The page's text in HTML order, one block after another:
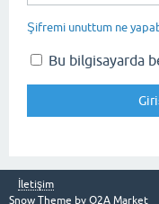
Şifremi unuttum ne
Bu bilgisayarda
İletişim
Snow Theme by Q2A Market